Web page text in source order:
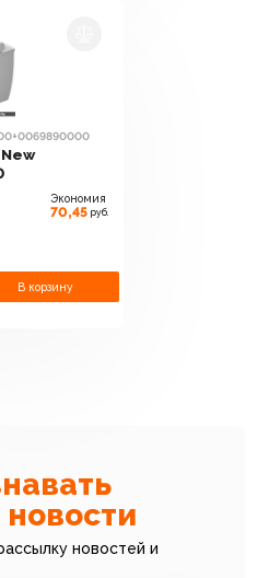
Экономия
70,45 руб.
В корзину
новостей и